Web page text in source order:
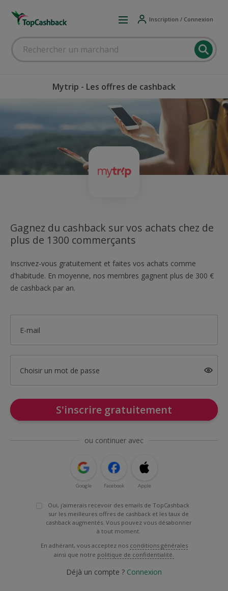
Inscription / Connexion
Mytrip - Les offres de cashback
Gagnez du cashback sur vos achats chez de
plus de 1300 commerçants
Inscrivez-vous gratuitement et faites vos achats comme
d'habitude. En moyenne, nos membres gagnent plus de 300 €
de cashback par an.
E-mail
Choisir un mot de passe
S'inscrire gratuitement
ou continuer avec
Google Facebook Apple
Oui, j'aimerais recevoir des emails de TopCashback
sur les meilleures offres de cashback et les taux de
cashback augmentés. Vous pouvez vous désabonner
à tout moment.
En adhérant, vous acceptez nos conditions générales
ainsi que notre politique de confidentialité.
Déjà un compte ? Connexion